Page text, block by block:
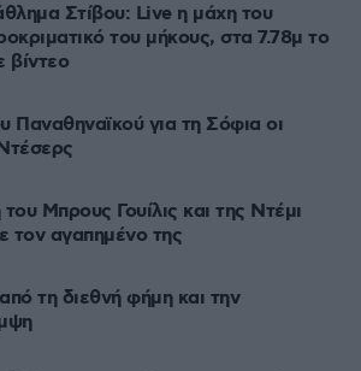
Στίβου: Live η μάχη του
του μήκους, στα 7.78μ το
βίντεο
Παναθηναϊκού για τη Σόφια οι
Μπρους Γουίλις και της Ντέμι
τον αγαπημένο της
τη διεθνή φήμη και την